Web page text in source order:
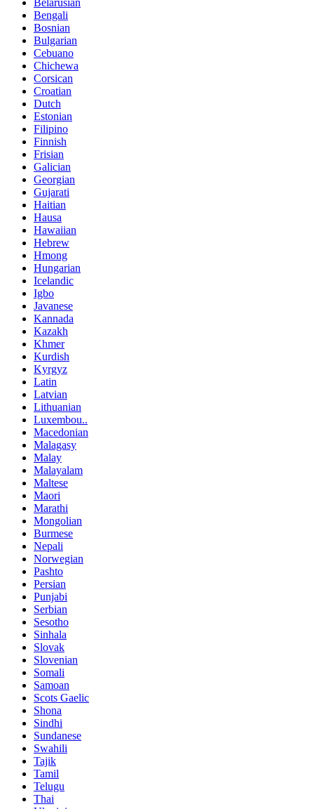
Bengali
Bosnian
Bulgarian
Cebuano
Chichewa
Corsican
Croatian
Dutch
Estonian
Filipino
Finnish
Frisian
Galician
Georgian
Gujarati
Haitian
Hausa
Hawaiian
Hebrew
Hmong
Hungarian
Icelandic
Igbo
Javanese
Kannada
Kazakh
Khmer
Kurdish
Kyrgyz
Latin
Latvian
Lithuanian
Luxembou..
Macedonian
Malagasy
Malay
Malayalam
Maltese
Maori
Marathi
Mongolian
Burmese
Nepali
Norwegian
Pashto
Persian
Punjabi
Serbian
Sesotho
Sinhala
Slovak
Slovenian
Somali
Samoan
Scots Gaelic
Shona
Sindhi
Sundanese
Swahili
Tajik
Tamil
Telugu
Thai